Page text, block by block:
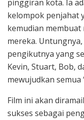
pinggiran kota. Ia
kelompok penjahat
kemudian
mereka.
pengikutnya yang
Kevin, Stuart, Bob,
mewujudkan semua
Film ini akan
sukses sebagai